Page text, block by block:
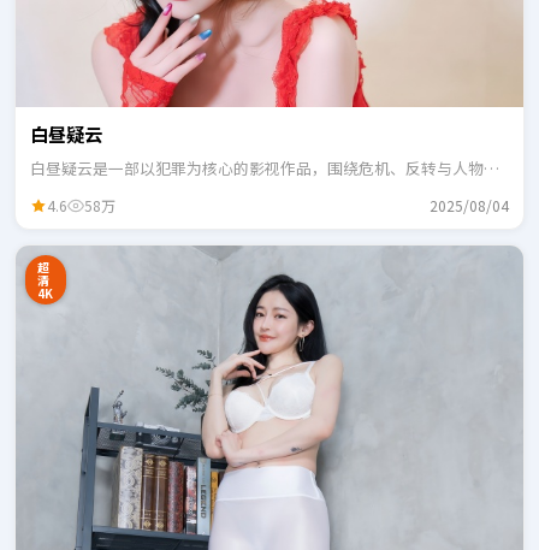
白昼疑云
白昼疑云是一部以犯罪为核心的影视作品，围绕危机、反转与人物成
4.6 58万 2025/08/04
超
清
4K